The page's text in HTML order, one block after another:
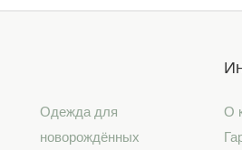
Одежда для
новорождённых
О